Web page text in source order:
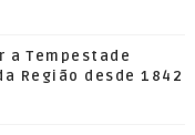
a Tempestade
Região desde 1842